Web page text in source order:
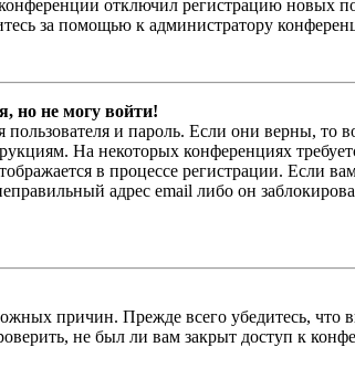
отключил регистрацию новых
за помощью к администратору
но не могу войти!
пользователя и пароль. Если они верны,
На некоторых конференциях
в процессе регистрации. Если
адрес email либо он
причин. Прежде всего убедитесь,
не был ли вам закрыт доступ к